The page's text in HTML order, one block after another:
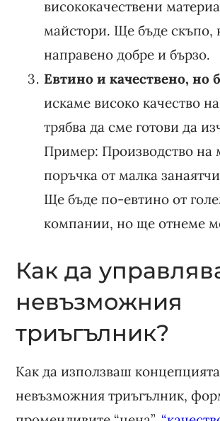
висококачествени
майстори. Ще бъде скъпо,
направено добре и бързо.
Евтино и качествено, но
искаме високо качество
трябва да сме готови да
Пример: Производство на
поръчка от малка
Ще бъде по-евтино от
компании, но ще отнеме
Как да
невъзможния
триъгълник?
Как да използваш
невъзможния триъгълник,